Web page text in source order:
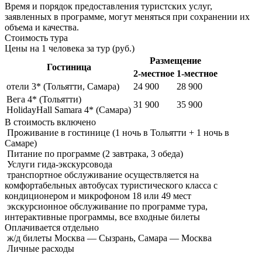
Время и порядок предоставления туристских услуг,
заявленных в программе, могут меняться при сохранении их
объема и качества.
Стоимость тура
Цены на 1 человека за тур (руб.)
Гостиница
Размещение
2-местное 1-местное
отели 3* (Тольятти, Самара)
24 900
28 900
Вега 4* (Тольятти)
HolidayHall Samara 4* (Самара)
31 900
35 900
В стоимость включено
Проживание в гостинице (1 ночь в Тольятти + 1 ночь в
Самаре)
Питание по программе (2 завтрака, 3 обеда)
Услуги гида-экскурсовода
транспортное обслуживание осуществляется на
комфортабельных автобусах туристического класса с
кондиционером и микрофоном 18 или 49 мест
экскурсионное обслуживание по программе тура,
интерактивные программы, все входные билеты
Оплачивается отдельно
ж/д билеты Москва — Сызрань, Самара — Москва
Личные расходы